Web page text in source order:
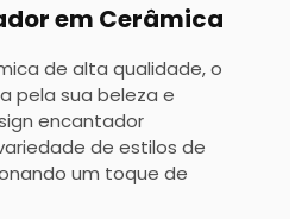
em Cerâmica
de alta qualidade, o
pela sua beleza e
encantador
de estilos de
um toque de